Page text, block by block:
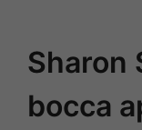
Sharon
bocca